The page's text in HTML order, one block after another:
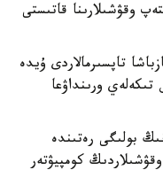
مەكتەپ وقۋشىلارىنا قاتىستى
تاپسىرمالاردى ۇيدە
ورىنداۋعا
بولىگى رەتىندە
كومپيۋتەر